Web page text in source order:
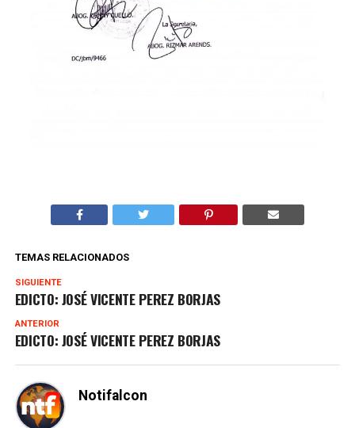
TEMAS RELACIONADOS
SIGUIENTE
EDICTO: JOSÉ VICENTE PEREZ BORJAS
ANTERIOR
EDICTO: JOSÉ VICENTE PEREZ BORJAS
Notifalcon